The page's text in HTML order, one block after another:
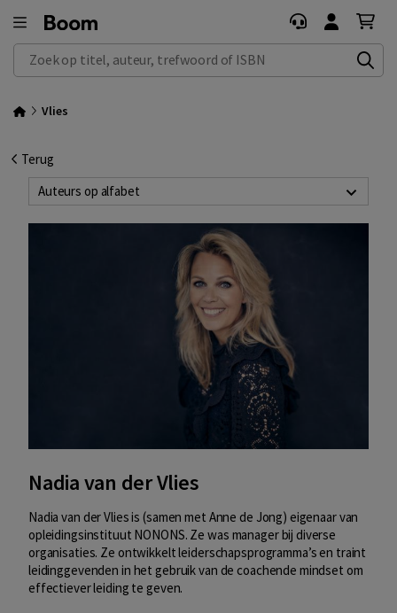
Zoek op titel, auteur, trefwoord of ISBN
Vlies
Terug
Auteurs op alfabet
Nadia van der Vlies
Nadia van der Vlies is (samen met Anne de Jong) eigenaar van
opleidingsinstituut NONONS. Ze was manager bij diverse
organisaties. Ze ontwikkelt leiderschapsprogramma’s en traint
leidinggevenden in het gebruik van de coachende mindset om
effectiever leiding te geven.